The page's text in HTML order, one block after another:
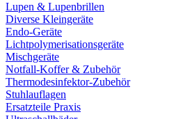
Lupen & Lupenbrillen
Diverse Kleingeräte
Endo-Geräte
Lichtpolymerisationsgeräte
Mischgeräte
Notfall-Koffer & Zubehör
Thermodesinfektor-Zubehör
Stuhlauflagen
Ersatzteile Praxis